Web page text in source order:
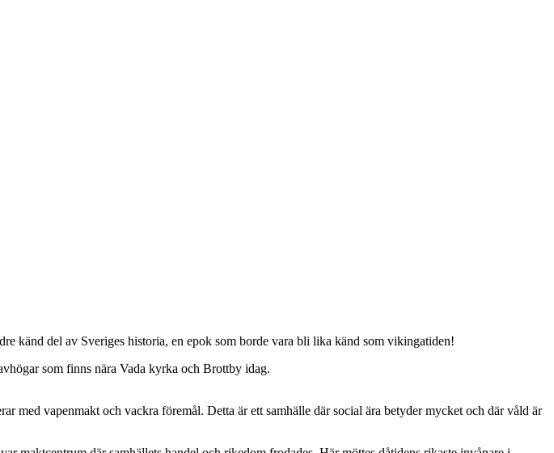
känd del av Sveriges historia, en epok som borde vara bli lika känd som vikingatiden!
som finns nära Vada kyrka och Brottby idag.
med vapenmakt och vackra föremål. Detta är ett samhälle där social ära betyder mycket och där våld är